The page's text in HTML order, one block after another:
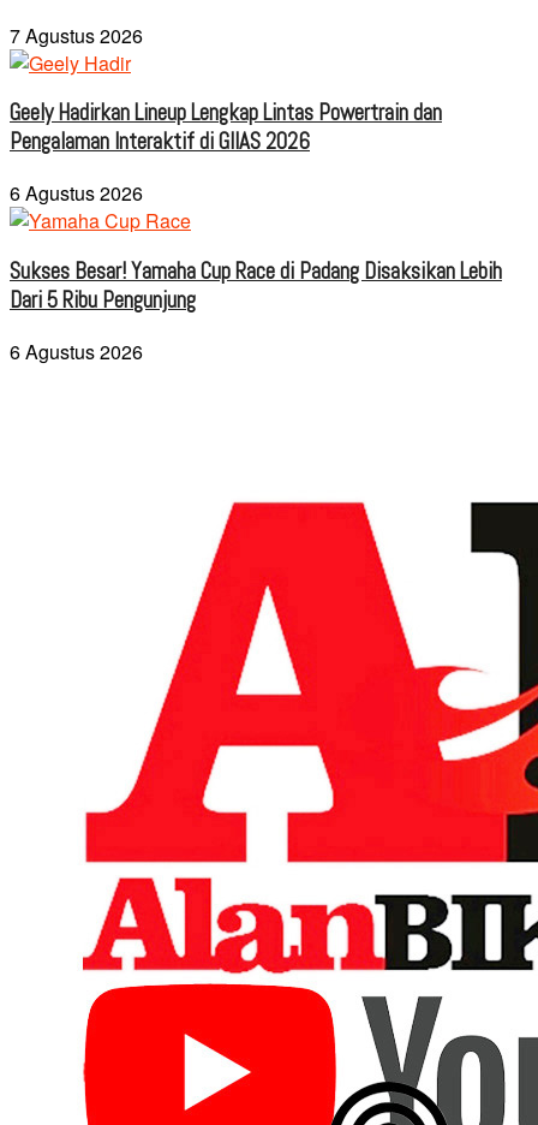
7 Agustus 2026
Geely Hadirkan Lineup Lengkap Lintas Powertrain dan
Pengalaman Interaktif di GIIAS 2026
6 Agustus 2026
Sukses Besar! Yamaha Cup Race di Padang Disaksikan Lebih
Dari 5 Ribu Pengunjung
6 Agustus 2026